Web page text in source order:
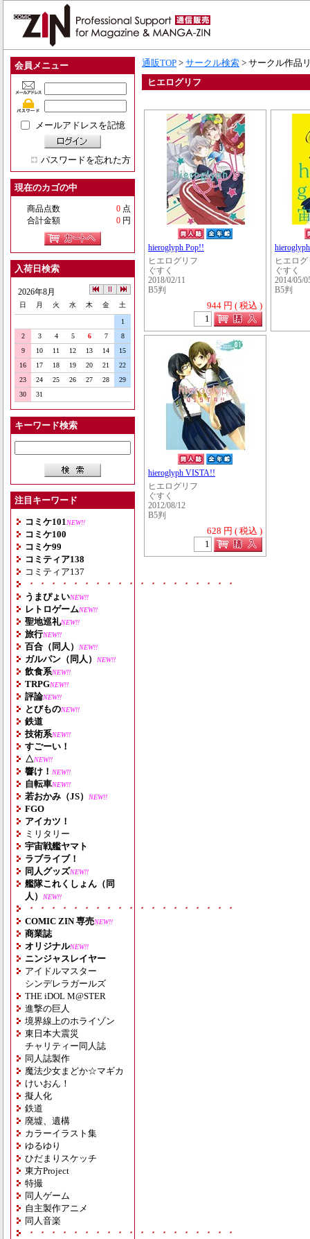
会員メニュー
メールアドレスを記憶
パスワードを忘れた方
現在のカゴの中
商品点数 0 点
合計金額
0 円
入荷日検索
2026年8月
日 月 火 水 木 金 土
1
2
3 4 5 6 7
8
9
10 11 12 13 14
15
16
17 18 19 20 21
22
23
24 25 26 27 28
29
30
31
キーワード検索
注目キーワード
コミケ101 NEW!!
コミケ100
コミケ99
コミティア138
コミティア137
・・・・・・・・・・・・・・・・・・・
うまぴょいNEW!!
レトロゲームNEW!!
聖地巡礼NEW!!
旅行NEW!!
百合（同人） NEW!!
ガルパン（同人） NEW!!
飲食系NEW!!
TRPGNEW!!
評論NEW!!
とびものNEW!!
鉄道
技術系NEW!!
すごーい！
△NEW!!
響け！ NEW!!
自転車NEW!!
若おかみ（JS） NEW!!
FGO
アイカツ！
ミリタリー
宇宙戦艦ヤマト
ラブライブ！
同人グッズNEW!!
艦隊これくしょん（同
人）
NEW!!
・・・・・・・・・・・・・・・・・・・
COMIC ZIN 専売NEW!!
商業誌
オリジナルNEW!!
ニンジャスレイヤー
アイドルマスター
シンデレラガールズ
THE iDOL M@STER
進撃の巨人
境界線上のホライゾン
東日本大震災
チャリティー同人誌
同人誌製作
魔法少女まどか☆マギカ
けいおん！
擬人化
鉄道
廃墟、遺構
カラーイラスト集
ゆるゆり
ひだまりスケッチ
東方Project
特撮
同人ゲーム
自主製作アニメ
同人音楽
・・・・・・・・・・・・・・・・・・・
通販TOP > サークル検索 > サークル作品
ヒエログリフ
hieroglyph Pop!!
ヒエログリフ
ぐすく
2018/02/11
B5判
944 円 ( 税込 )
ヒエログ
ぐすく
2014/05/
B5判
hieroglyph VISTA!!
ヒエログリフ
ぐすく
2012/08/12
B5判
628 円 ( 税込 )